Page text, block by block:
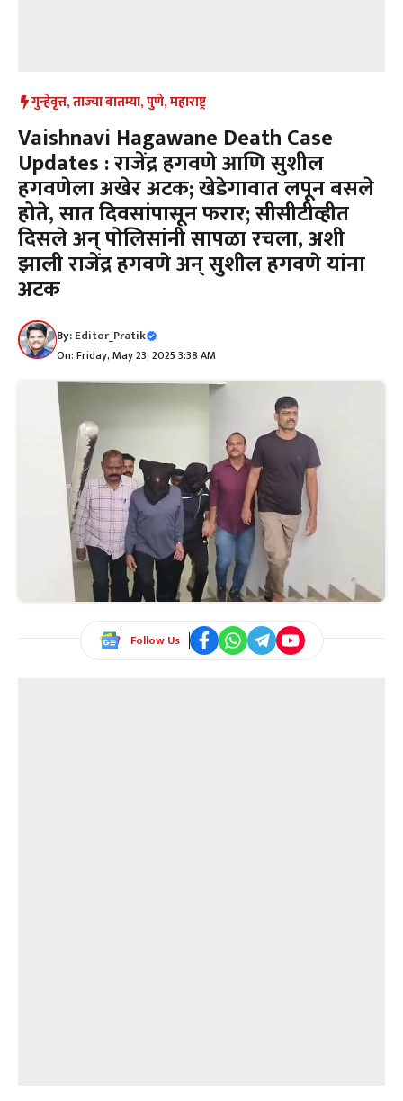
गुन्हेवृत्त,ताज्या बातम्या,पुणे,महाराष्ट्र
Vaishnavi Hagawane Death Case
Updates : राजेंद्र हगवणे आणि सुशील
हगवणेला अखेर अटक; खेडेगावात लपून बसले
होते, सात दिवसांपासून फरार; सीसीटीव्हीत
दिसले अन् पोलिसांनी सापळा रचला, अशी
झाली राजेंद्र हगवणे अन् सुशील हगवणे यांना
अटक
By:Editor_Pratik
On: Friday, May 23, 2025 3:38 AM
Follow Us